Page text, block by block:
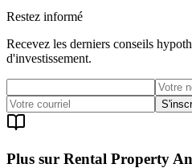
Restez informé
Recevez les derniers conseils
d'investissement.
Plus sur Rental Property